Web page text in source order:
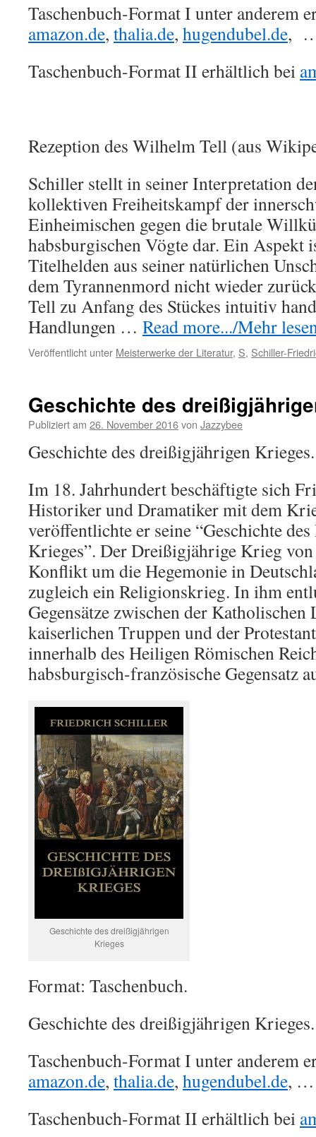
Taschenbuch-Format I unter anderem
amazon.de, thalia.de, hugendubel.de,
Taschenbuch-Format II erhältlich bei
Rezeption des Wilhelm Tell (aus
Schiller stellt in seiner Interpretation
kollektiven Freiheitskampf der
Einheimischen gegen die brutale
habsburgischen Vögte dar. Ein Aspekt
Titelhelden aus seiner natürlichen
dem Tyrannenmord nicht wieder
Tell zu Anfang des Stückes intuitiv
Handlungen … Read more.../Mehr
Veröffentlicht unter Meisterwerke der Literatur, S, Schiller-
Geschichte des
Publiziert am 26. November 2016von Jazzybee
Geschichte des dreißigjährigen Krieges.
Im 18. Jahrhundert beschäftigte sich
Historiker und Dramatiker mit dem
veröffentlichte er seine “Geschichte
Krieges”. Der Dreißigjährige Krieg
Konflikt um die Hegemonie in
zugleich ein Religionskrieg. In ihm
Gegensätze zwischen der Katholischen
kaiserlichen Truppen und der
innerhalb des Heiligen Römischen
habsburgisch-französische Gegensatz
Geschichte des dreißigjährigen
Krieges
Format: Taschenbuch.
Geschichte des dreißigjährigen Krieges.
Taschenbuch-Format I unter anderem
amazon.de, thalia.de, hugendubel.de, …
Taschenbuch-Format II erhältlich bei